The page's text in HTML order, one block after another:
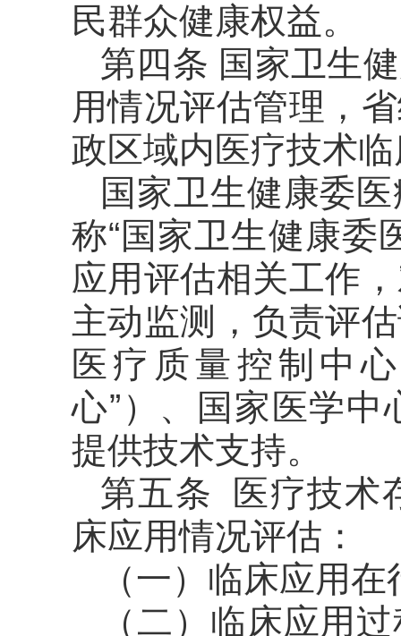
民群众健康权益。
第四条 国家卫生
用情况评估管理，
政区域内医疗技术
国家卫生健康委
称“国家卫生健康委
应用评估相关工作
主动监测，负责评
医疗质量控制中
心”）、国家医学
提供技术支持。
第五条 医疗技术
床应用情况评估：
（一）临床应用
（二）临床应用